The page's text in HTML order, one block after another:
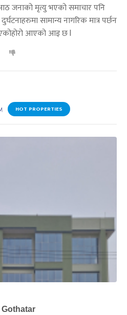
जनाको मृत्यु भएको समाचार पनि
सामान्य नागरिक मात्र पर्छन
एकोहोरो आएको आइ छ l
HOT PROPERTIES